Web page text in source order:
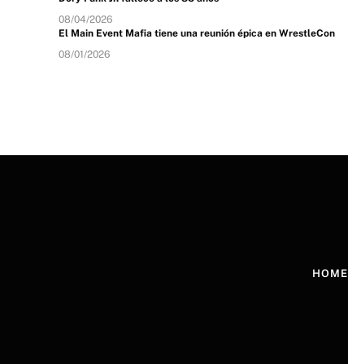
08/04/2026
El Main Event Mafia tiene una reunión épica en WrestleCon
08/01/2026
HOME